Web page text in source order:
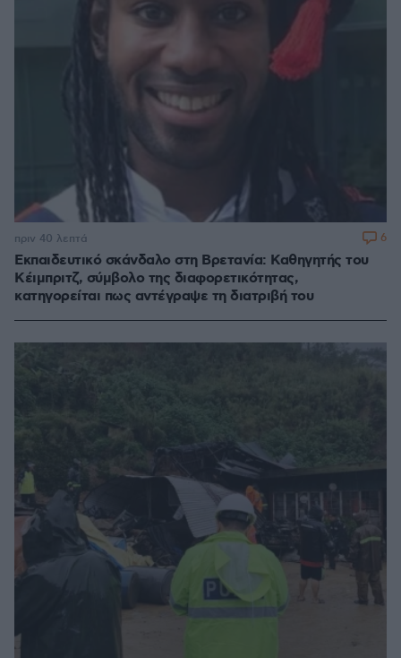
Εκπαιδευτικό σκάνδαλο στη Βρετανία: Καθηγητής του
Κέιμπριτζ, σύμβολο της διαφορετικότητας,
κατηγορείται πως αντέγραψε τη διατριβή του
πριν 40 λεπτά 6